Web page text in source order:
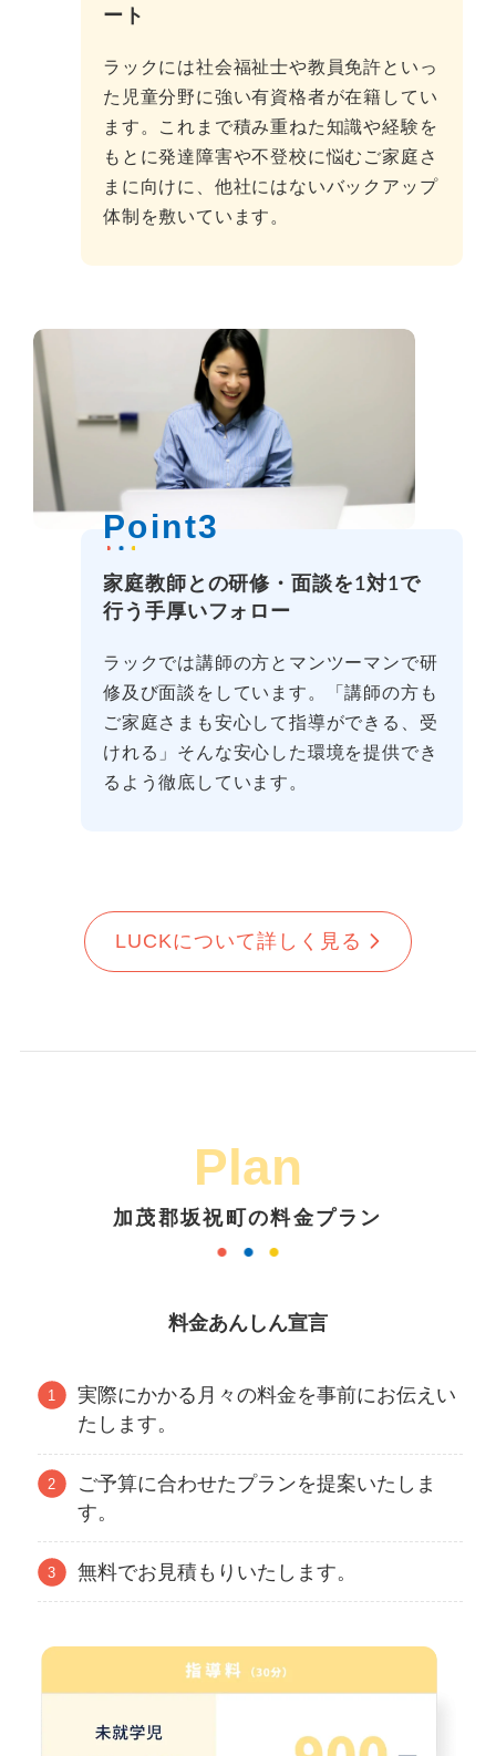
ート
ラックには社会福祉士や教員免許といっ
た児童分野に強い有資格者が在籍してい
ます。これまで積み重ねた知識や経験を
もとに発達障害や不登校に悩むご家庭さ
まに向けに、他社にはないバックアップ
体制を敷いています。
Point3
家庭教師との研修・面談を1対1で
行う手厚いフォロー
ラックでは講師の方とマンツーマンで研
修及び面談をしています。「講師の方も
ご家庭さまも安心して指導ができる、受
けれる」そんな安心した環境を提供でき
るよう徹底しています。
LUCKについて詳しく見る
Plan
加茂郡坂祝町の料金プラン
料金あんしん宣言
実際にかかる月々の料金を事前にお伝えい
たします。
ご予算に合わせたプランを提案いたしま
す。
無料でお見積もりいたします。